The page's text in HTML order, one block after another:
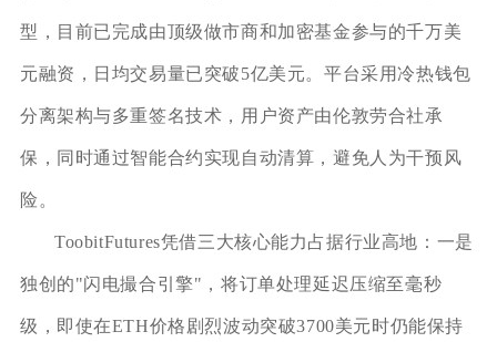
型，目前已完成由顶级做市商和加密基金参与的千万美
元融资，日均交易量已突破5亿美元。平台采用冷热钱包
分离架构与多重签名技术，用户资产由伦敦劳合社承
保，同时通过智能合约实现自动清算，避免人为干预风
险。
ToobitFutures凭借三大核心能力占据行业高地：一是
独创的"闪电撮合引擎"，将订单处理延迟压缩至毫秒
级，即使在ETH价格剧烈波动突破3700美元时仍能保持